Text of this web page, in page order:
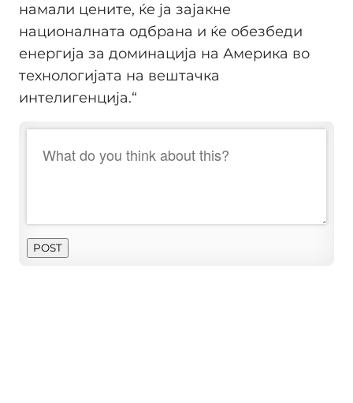
намали цените, ќе ја зајакне
националната одбрана и ќе обезбеди
енергија за доминација на Америка во
технологијата на вештачка
интелигенција.“
POST